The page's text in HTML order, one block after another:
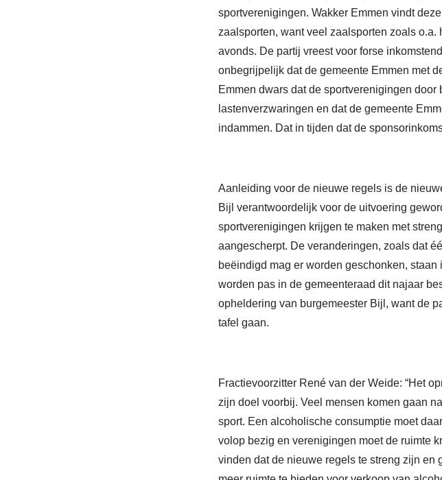
sportverenigingen. Wakker Emmen vindt
zaalsporten, want veel zaalsporten zoals
avonds. De partij vreest voor forse
onbegrijpelijk dat de gemeente Emmen met
Emmen dwars dat de sportverenigingen
lastenverzwaringen en dat de gemeente
indammen. Dat in tijden dat de
Aanleiding voor de nieuwe regels is de
Bijl verantwoordelijk voor de uitvoering
sportverenigingen krijgen te maken met
aangescherpt. De veranderingen, zoals dat
beëindigd mag er worden geschonken,
worden pas in de gemeenteraad dit najaar
opheldering van burgemeester Bijl, want de
tafel gaan.
Fractievoorzitter René van der Weide: “Het
zijn doel voorbij. Veel mensen komen gaan
sport. Een alcoholische consumptie moet
volop bezig en verenigingen moet de ruimte
vinden dat de nieuwe regels te streng zijn